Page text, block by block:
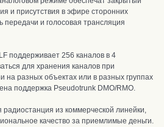
и присутствия в эфире сторонних
передачи и голосовая трансляция
поддерживает 256 каналов в 4
для хранения каналов при
на разных объектах или в разных группах
поддержка Pseudotrunk DMO/RMO.
радиостанция из коммерческой линейки,
качество за приемлимые деньги.